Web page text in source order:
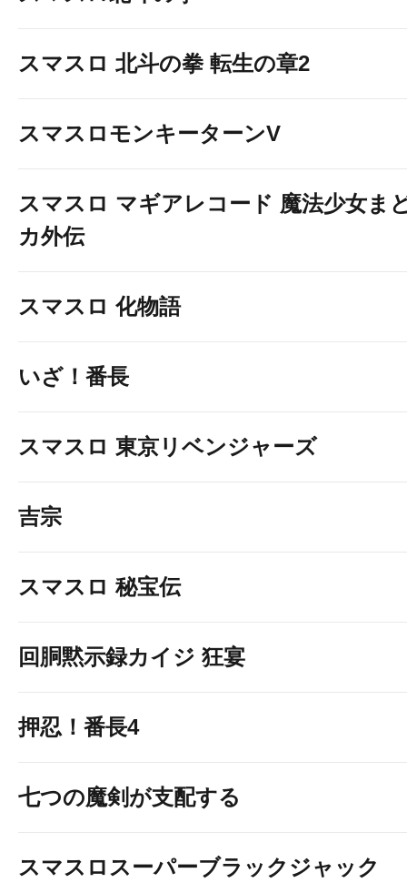
スマスロ 北斗の拳 転生の章2
スマスロモンキーターンV
スマスロ マギアレコード 魔法少女ま
カ外伝
スマスロ 化物語
いざ！番長
スマスロ 東京リベンジャーズ
吉宗
スマスロ 秘宝伝
回胴黙示録カイジ 狂宴
押忍！番長4
七つの魔剣が支配する
スマスロスーパーブラックジャック